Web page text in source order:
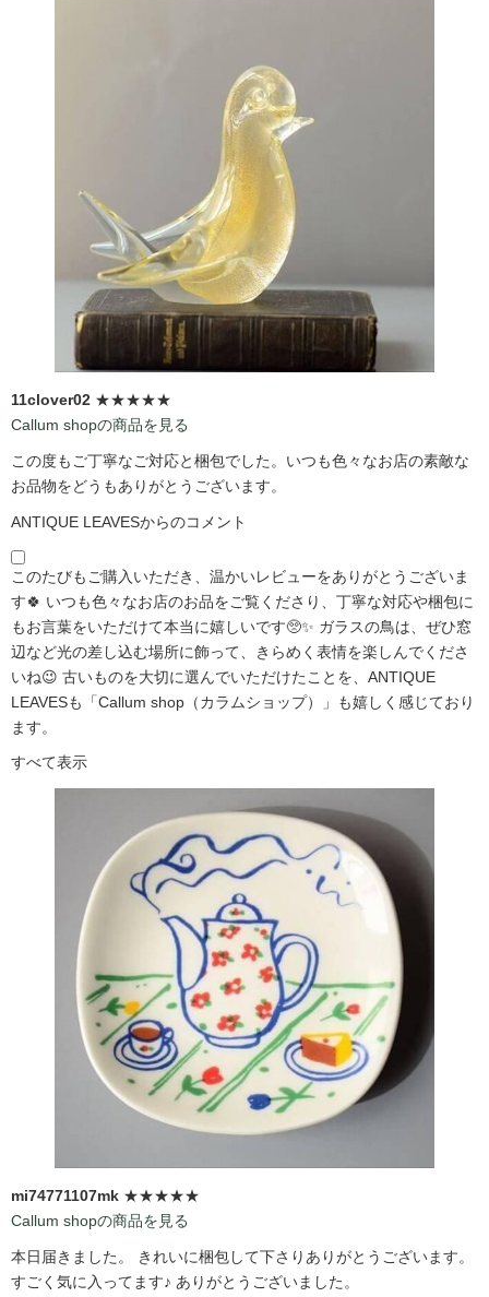
11clover02 ★★★★★
Callum shopの商品を見る
この度もご丁寧なご対応と梱包でした。いつも色々なお店の素敵な
お品物をどうもありがとうございます。
ANTIQUE LEAVESからのコメント
このたびもご購入いただき、温かいレビューをありがとうございま
す🍀 いつも色々なお店のお品をご覧くださり、丁寧な対応や梱包に
もお言葉をいただけて本当に嬉しいです🥺✨ ガラスの鳥は、ぜひ窓
辺など光の差し込む場所に飾って、きらめく表情を楽しんでくださ
いね😉 古いものを大切に選んでいただけたことを、ANTIQUE
LEAVESも「Callum shop（カラムショップ）」も嬉しく感じており
ます。
すべて表示
mi74771107mk ★★★★★
Callum shopの商品を見る
本日届きました。 きれいに梱包して下さりありがとうございます。
すごく気に入ってます♪ ありがとうございました。